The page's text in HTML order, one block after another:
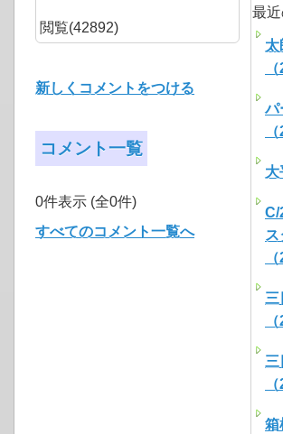
閲覧(42892)
新しくコメントをつける
コメント一覧
0件表示 (全0件)
すべてのコメント一覧へ
最
太
パ
大
三
三
箱